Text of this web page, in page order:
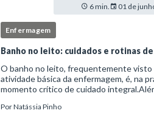
6 min. 01 de
Enfermagem
Banho no leito: cuidados e rotinas
O banho no leito, frequentemente visto
atividade básica da enfermagem, é, na
momento crítico de cuidado
detalhada, prevenção de complicações e
PorNatássia Pinho